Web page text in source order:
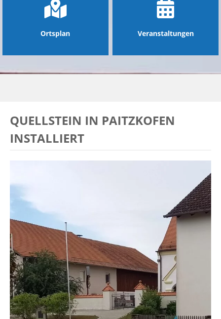
Ortsplan Veranstaltungen
QUELLSTEIN IN PAITZKOFEN
INSTALLIERT